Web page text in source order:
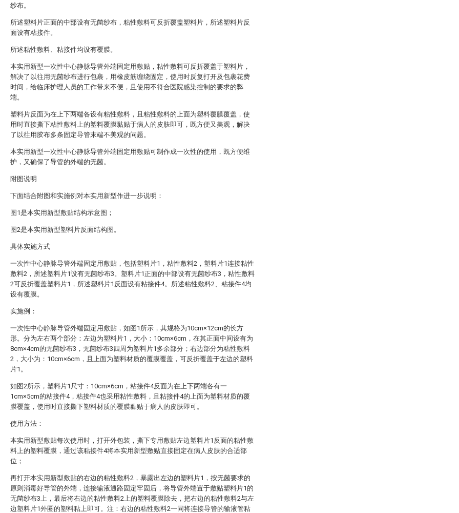
纱布。
所述塑料片正面的中部设有无菌纱布，粘性敷料可反折覆盖塑料片，所述塑料片反
面设有粘接件。
所述粘性敷料、粘接件均设有覆膜。
本实用新型一次性中心静脉导管外端固定用敷贴，粘性敷料可反折覆盖于塑料片，
解决了以往用无菌纱布进行包裹，用橡皮筋缠绕固定，使用时反复打开及包裹花费
时间，给临床护理人员的工作带来不便，且使用不符合医院感染控制的要求的弊
端。
塑料片反面为在上下两端各设有粘性敷料，且粘性敷料的上面为塑料覆膜覆盖，使
用时直接撕下粘性敷料上的塑料覆膜黏贴于病人的皮肤即可，既方便又美观，解决
了以往用胶布多条固定导管末端不美观的问题。
本实用新型一次性中心静脉导管外端固定用敷贴可制作成一次性的使用，既方便维
护，又确保了导管的外端的无菌。
附图说明
下面结合附图和实施例对本实用新型作进一步说明：
图1是本实用新型敷贴结构示意图；
图2是本实用新型塑料片反面结构图。
具体实施方式
一次性中心静脉导管外端固定用敷贴，包括塑料片1，粘性敷料2，塑料片1连接粘性
敷料2，所述塑料片1设有无菌纱布3。塑料片1正面的中部设有无菌纱布3，粘性敷料
2可反折覆盖塑料片1，所述塑料片1反面设有粘接件4。所述粘性敷料2、粘接件4均
设有覆膜。
实施例：
一次性中心静脉导管外端固定用敷贴，如图1所示，其规格为10cm×12cm的长方
形。分为左右两个部分：左边为塑料片1，大小：10cm×6cm，在其正面中间设有为
8cm×4cm的无菌纱布3，无菌纱布3四周为塑料片1多余部分；右边部分为粘性敷料
2，大小为：10cm×6cm，且上面为塑料材质的覆膜覆盖，可反折覆盖于左边的塑料
片1。
如图2所示，塑料片1尺寸：10cm×6cm，粘接件4反面为在上下两端各有一
1cm×5cm的粘接件4，粘接件4也采用粘性敷料，且粘接件4的上面为塑料材质的覆
膜覆盖，使用时直接撕下塑料材质的覆膜黏贴于病人的皮肤即可。
使用方法：
本实用新型敷贴每次使用时，打开外包装，撕下专用敷贴左边塑料片1反面的粘性敷
料上的塑料覆膜，通过该粘接件4将本实用新型敷贴直接固定在病人皮肤的合适部
位；
再打开本实用新型敷贴的右边的粘性敷料2，暴露出左边的塑料片1，按无菌要求的
原则消毒好导管的外端，连接输液通路固定牢固后，将导管外端置于敷贴塑料片1的
无菌纱布3上，最后将右边的粘性敷料2上的塑料覆膜除去，把右边的粘性敷料2与左
边塑料片1外圈的塑料粘上即可。注：右边的粘性敷料2一同将连接导管的输液管粘